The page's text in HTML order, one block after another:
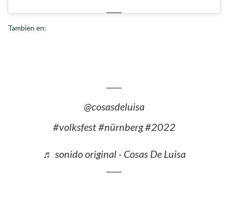
Tambien en:
@cosasdeluisa
#volksfest#nürnberg#2022
♬ sonido original - Cosas De Luisa